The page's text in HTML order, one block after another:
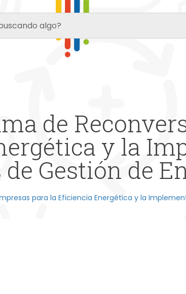
de
y la
Gestión de
para la Eficiencia Energética y la